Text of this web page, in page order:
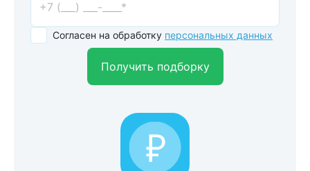
Согласен на обработку персональных данных
Получить подборку